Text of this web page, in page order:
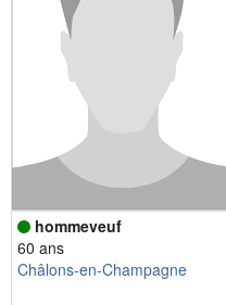
hommeveuf
60 ans
Châlons-en-Champagne